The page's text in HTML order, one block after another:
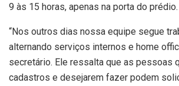
9 às 15 horas, apenas na porta do prédio.
“Nos outros dias nossa equipe segue
alternando serviços internos e home
secretário. Ele ressalta que as pessoas
cadastros e desejarem fazer podem